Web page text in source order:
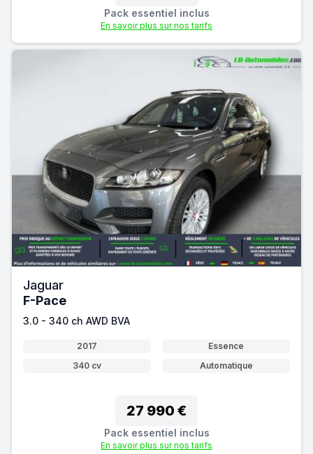
Pack essentiel inclus
En savoir plus sur nos tarifs
Jaguar
F-Pace
3.0 - 340 ch AWD BVA
2017
Essence
340 cv
Automatique
27 990 €
Pack essentiel inclus
En savoir plus sur nos tarifs